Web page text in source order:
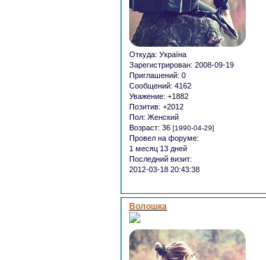
Откуда: Україна
Зарегистрирован: 2008-09-19
Приглашений: 0
Сообщений: 4162
Уважение: +1882
Позитив: +2012
Пол: Женский
Возраст: 36 [1990-04-29]
Провел на форуме:
1 месяц 13 дней
Последний визит:
2012-03-18 20:43:38
Волошка